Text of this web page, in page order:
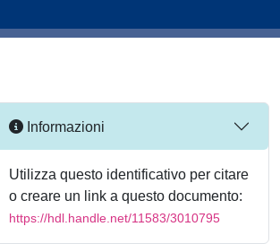
Informazioni
Utilizza questo identificativo per citare
o creare un link a questo documento:
https://hdl.handle.net/11583/3010795